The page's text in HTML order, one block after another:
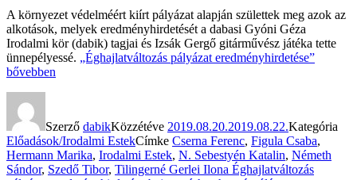
A környezet védelméért kiírt pályázat alapján születtek meg azok az
alkotások, melyek eredményhirdetését a dabasi Gyóni Géza
Irodalmi kör (dabik) tagjai és Izsák Gergő gitárművész játéka tette
ünnepélyessé. „Éghajlatváltozás pályázat eredményhirdetése”
bővebben
Szerző dabikKözzétéve 2019.08.20.2019.08.22.Kategória
Előadások/Irodalmi EstekCímke Cserna Ferenc, Figula Csaba,
Hermann Marika, Irodalmi Estek, N. Sebestyén Katalin, Németh
Sándor, Szedő Tibor, Tilingerné Gerlei Ilona Éghajlatváltozás